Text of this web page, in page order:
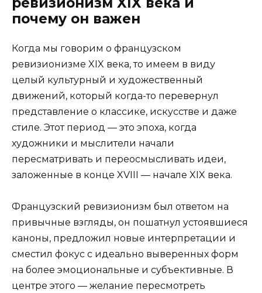
почему он важен
Когда мы говорим о французском
ревизионизме XIX века, то имеем в виду
целый культурный и художественный
движений, который когда-то перевернул
представление о классике, искусстве и даже
стиле. Этот период — это эпоха, когда
художники и мыслители начали
пересматривать и переосмысливать идеи,
заложенные в конце XVIII — начале XIX века.
Французский ревизионизм был ответом на
привычные взгляды, он пошатнул устоявшиеся
каноны, предложил новые интерпретации и
сместил фокус с идеально выверенных форм
на более эмоциональные и субъективные. В
центре этого — желание пересмотреть